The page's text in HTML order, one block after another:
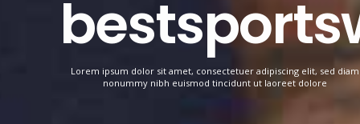
Lorem ipsum dolor sit amet, consectetuer adipiscing elit, sed diam
nonummy nibh euismod tincidunt ut laoreet dolore